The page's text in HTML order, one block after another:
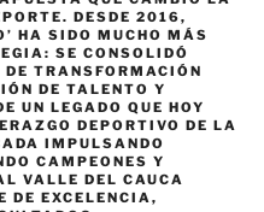
DESDE 2016,
HA SIDO MUCHO MÁS
SE CONSOLIDÓ
TRANSFORMACIÓN
DE TALENTO Y
UN LEGADO QUE HOY
DEPORTIVO DE LA
IMPULSANDO
CAMPEONES Y
VALLE DEL CAUCA
DE EXCELENCIA,